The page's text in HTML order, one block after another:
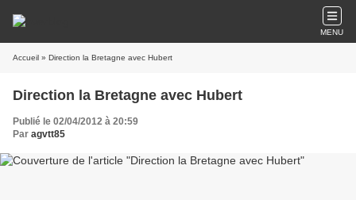
MENU
Accueil » Direction la Bretagne avec Hubert
Direction la Bretagne avec Hubert
Publié le 02/04/2012 à 20:59
Par agvtt85